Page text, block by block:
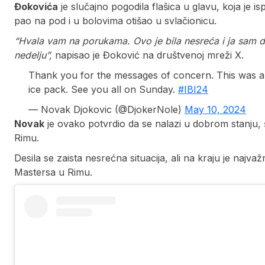
Đokovića je slučajno pogodila flašica u glavu, koja je
pao na pod i u bolovima otišao u svlačionicu.
“Hvala vam na porukama. Ovo je bila nesreća i ja
nedelju”, napisao je Đoković na društvenoj mreži X.
Thank you for the messages of concern. This was
ice pack. See you all on Sunday. #IBI24
— Novak Djokovic (@DjokerNole) May 10, 2024
Novak je ovako potvrdio da se nalazi u dobrom
Rimu.
Desila se zaista nesrećna situacija, ali na kraju je
Mastersa u Rimu.